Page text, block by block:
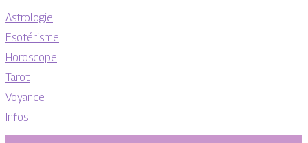
Astrologie
Esotérisme
Horoscope
Tarot
Voyance
Infos